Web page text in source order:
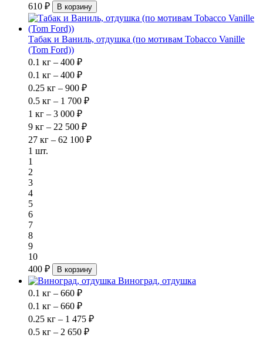
610 ₽
В корзину
Табак и Ваниль, отдушка (по мотивам Tobacco Vanille
(Tom Ford))
0.1 кг – 400 ₽
0.1 кг – 400 ₽
0.25 кг – 900 ₽
0.5 кг – 1 700 ₽
1 кг – 3 000 ₽
9 кг – 22 500 ₽
27 кг – 62 100 ₽
1 шт.
1
2
3
4
5
6
7
8
9
10
400 ₽
В корзину
Виноград, отдушка
0.1 кг – 660 ₽
0.1 кг – 660 ₽
0.25 кг – 1 475 ₽
0.5 кг – 2 650 ₽